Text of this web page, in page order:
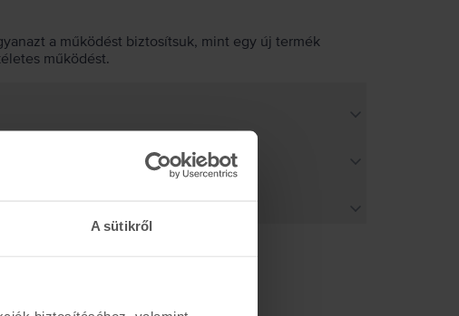
A sütikről
a működést biztosítsuk, mint egy új termék
működést.